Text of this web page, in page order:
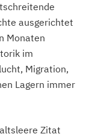
ausgerichtet
Monaten
im
Migration,
Lagern immer
Zitat